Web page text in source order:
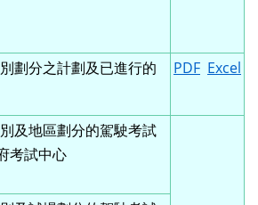
劃分之計劃及已進行的
PDF Excel
及地區劃分的駕駛考試
考試中心